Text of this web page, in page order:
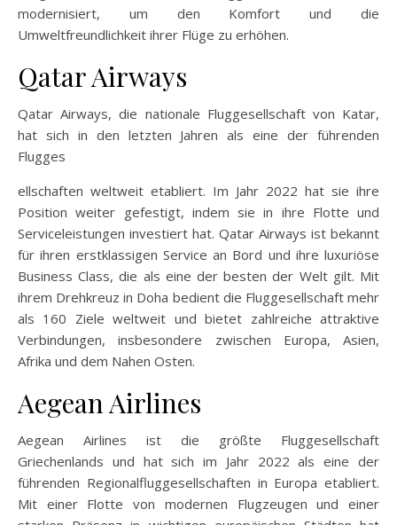
modernisiert, um den Komfort und die
Umweltfreundlichkeit ihrer Flüge zu erhöhen.
Qatar Airways
Qatar Airways, die nationale Fluggesellschaft von Katar,
hat sich in den letzten Jahren als eine der führenden
Flugges
ellschaften weltweit etabliert. Im Jahr 2022 hat sie ihre
Position weiter gefestigt, indem sie in ihre Flotte und
Serviceleistungen investiert hat. Qatar Airways ist bekannt
für ihren erstklassigen Service an Bord und ihre luxuriöse
Business Class, die als eine der besten der Welt gilt. Mit
ihrem Drehkreuz in Doha bedient die Fluggesellschaft mehr
als 160 Ziele weltweit und bietet zahlreiche attraktive
Verbindungen, insbesondere zwischen Europa, Asien,
Afrika und dem Nahen Osten.
Aegean Airlines
Aegean Airlines ist die größte Fluggesellschaft
Griechenlands und hat sich im Jahr 2022 als eine der
führenden Regionalfluggesellschaften in Europa etabliert.
Mit einer Flotte von modernen Flugzeugen und einer